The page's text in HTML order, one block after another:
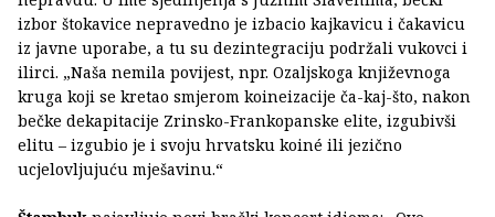
izbor štokavice nepravedno je izbacio kajkavicu i čakavicu
iz javne uporabe, a tu su dezintegraciju podržali vukovci i
ilirci. „Naša nemila povijest, npr. Ozaljskoga književnoga
kruga koji se kretao smjerom koineizacije ča-kaj-što, nakon
bečke dekapitacije Zrinsko-Frankopanske elite, izgubivši
elitu – izgubio je i svoju hrvatsku koiné ili jezično
ucjelovljujuću mješavinu.“